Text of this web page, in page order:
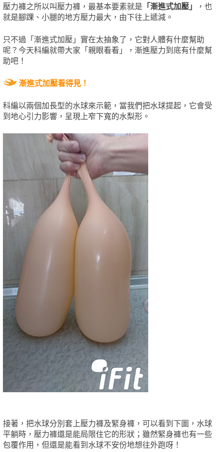
壓力褲之所以叫壓力褲，最基本要素就是 「漸進式加壓」
，也
就是腳踝、小腿的地方壓力最大，由下往上遞減。
只不過「漸進式加壓」實在太抽象了，它對人體有什麼幫助
呢？今天科編就帶大家「親眼看看」，漸進壓力到底有什麼幫
助吧！
漸進式加壓看得見！
科編以兩個加長型的水球來示範，當我們把水球提起，它會受
到地心引力影響，呈現上窄下寬的水梨形。
接著，把水球分別套上壓力褲及緊身褲，可以看到下圖，水球
平躺時，壓力褲還是能局限住它的形狀；雖然緊身褲也有一些
包覆作用，但還是能看到水球不安份地想往外跑呀！